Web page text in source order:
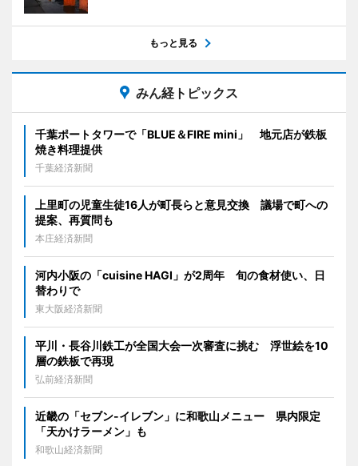
もっと見る
みん経トピックス
千葉ポートタワーで「BLUE＆FIRE mini」 地元店が鉄板
焼き料理提供
千葉経済新聞
上里町の児童生徒16人が町長らと意見交換 議場で町への
提案、再質問も
本庄経済新聞
河内小阪の「cuisine HAGI」が2周年 旬の食材使い、日
替わりで
東大阪経済新聞
平川・長谷川鉄工が全国大会一次審査に挑む 浮世絵を10
層の鉄板で再現
弘前経済新聞
近畿の「セブン-イレブン」に和歌山メニュー 県内限定
「天かけラーメン」も
和歌山経済新聞